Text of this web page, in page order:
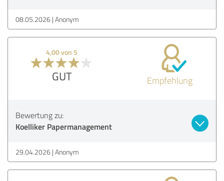
08.05.2026 Anonym
4,00 von 5
GUT Empfehlung
Bewertung zu:
Koelliker Papermanagement
29.04.2026 Anonym